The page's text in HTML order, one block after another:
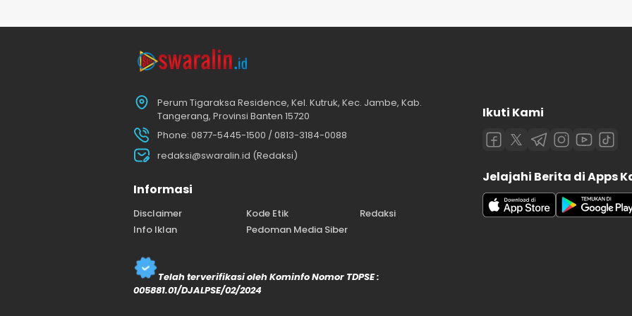
Perum Tigaraksa Residence, Kel. Kutruk, Kec. Jambe, Kab.
Tangerang, Provinsi Banten 15720
Phone: 0877-5445-1500 / 0813-3184-0088
redaksi@swaralin.id (Redaksi)
Informasi
Disclaimer Kode Etik
Redaksi
Info Iklan
Pedoman Media Siber
Telah terverifikasi oleh Kominfo Nomor TDPSE :
005881.01/DJALPSE/02/2024
Ikuti Kami
Jelajahi Berita di Apps